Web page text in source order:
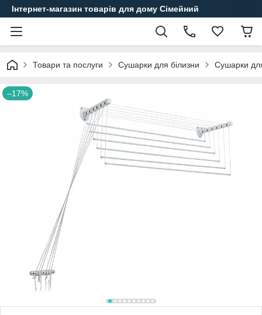
Інтернет-магазин товарів для дому Сімейний
Товари та послуги Сушарки для білизни Сушарки
–17%